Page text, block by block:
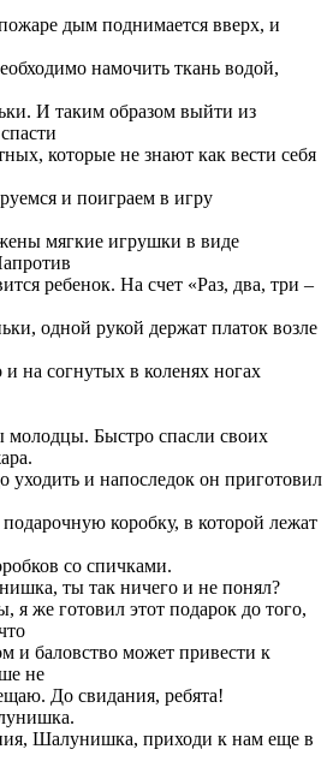
дым поднимается вверх, и
намочить ткань водой,
И таким образом выйти из
которые не знают как вести себя
и поиграем в игру
мягкие игрушки в виде
ребенок. На счет «Раз, два, три –
одной рукой держат платок возле
на согнутых в коленях ногах
молодцы. Быстро спасли своих
и напоследок он приготовил
коробку, в которой лежат
со спичками.
ты так ничего и не понял?
же готовил этот подарок до того,
и баловство может привести к
не
До свидания, ребята!
Шалунишка, приходи к нам еще в